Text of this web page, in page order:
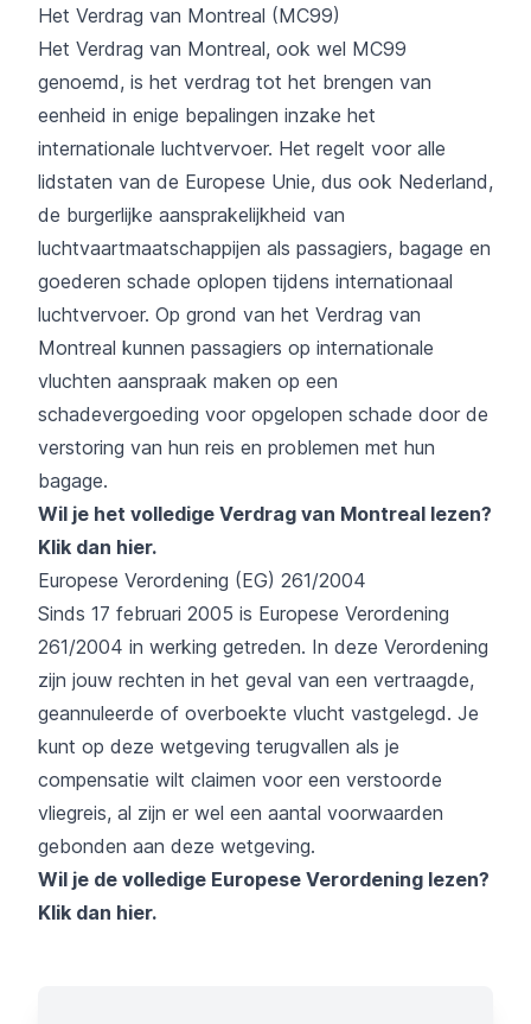
Het Verdrag van Montreal (MC99)
Het Verdrag van Montreal, ook wel MC99
genoemd, is het verdrag tot het brengen van
eenheid in enige bepalingen inzake het
internationale luchtvervoer. Het regelt voor alle
lidstaten van de Europese Unie, dus ook Nederland,
de burgerlijke aansprakelijkheid van
luchtvaartmaatschappijen als passagiers, bagage en
goederen schade oplopen tijdens internationaal
luchtvervoer. Op grond van het Verdrag van
Montreal kunnen passagiers op internationale
vluchten aanspraak maken op een
schadevergoeding voor opgelopen schade door de
verstoring van hun reis en problemen met hun
bagage.
Wil je het volledige Verdrag van Montreal lezen?
Klik dan hier.
Europese Verordening (EG) 261/2004
Sinds 17 februari 2005 is Europese Verordening
261/2004 in werking getreden. In deze Verordening
zijn jouw rechten in het geval van een vertraagde,
geannuleerde of overboekte vlucht vastgelegd. Je
kunt op deze wetgeving terugvallen als je
compensatie wilt claimen voor een verstoorde
vliegreis, al zijn er wel een aantal voorwaarden
gebonden aan deze wetgeving.
Wil je de volledige Europese Verordening lezen?
Klik dan hier.